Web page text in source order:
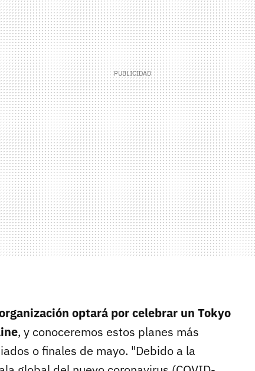
optará por celebrar un Tokyo
, y conoceremos estos planes más
o finales de mayo. "Debido a la